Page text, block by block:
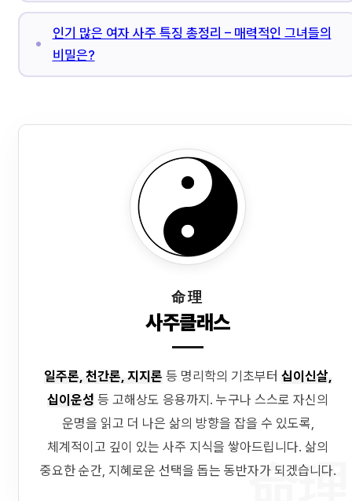
인기 많은 여자 사주 특징 총정리 – 매력적인 그녀들의
비밀은?
命理
命理
사주클래스
일주론, 천간론, 지지론 등 명리학의 기초부터 십이신살,
십이운성 등 고해상도 응용까지. 누구나 스스로 자신의
운명을 읽고 더 나은 삶의 방향을 잡을 수 있도록,
체계적이고 깊이 있는 사주 지식을 쌓아드립니다. 삶의
중요한 순간, 지혜로운 선택을 돕는 동반자가 되겠습니다.